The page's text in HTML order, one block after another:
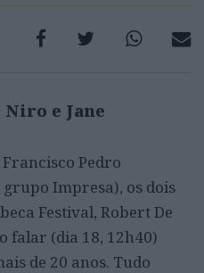
Niro e Jane
Pedro
grupo Impresa), os dois
Festival, Robert De
falar (dia 18, 12h40)
de 20 anos. Tudo